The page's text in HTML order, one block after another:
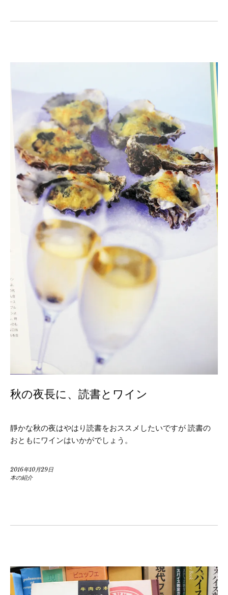
秋の夜長に、読書とワイン
靜かな秋の夜はやはり読書をおススメしたいですが 読書の
おともにワインはいかがでしょう。
2016年10月29日
本の紹介